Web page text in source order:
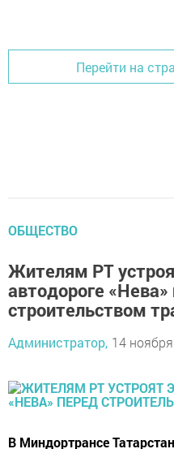
Перейти на
ОБЩЕСТВО
Жителям РТ
автодороге
строительством
Администратор, 14
В Миндортрансе